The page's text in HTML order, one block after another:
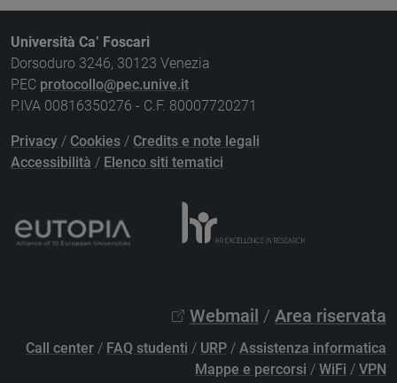
Università Ca’ Foscari
Dorsoduro 3246, 30123 Venezia
PEC protocollo@pec.unive.it
P.IVA 00816350276 - C.F. 80007720271
Privacy / Cookies / Credits e note legali
Accessibilità / Elenco siti tematici
Webmail / Area riservata
Call center / FAQ studenti / URP / Assistenza informatica
Mappe e percorsi / WiFi / VPN